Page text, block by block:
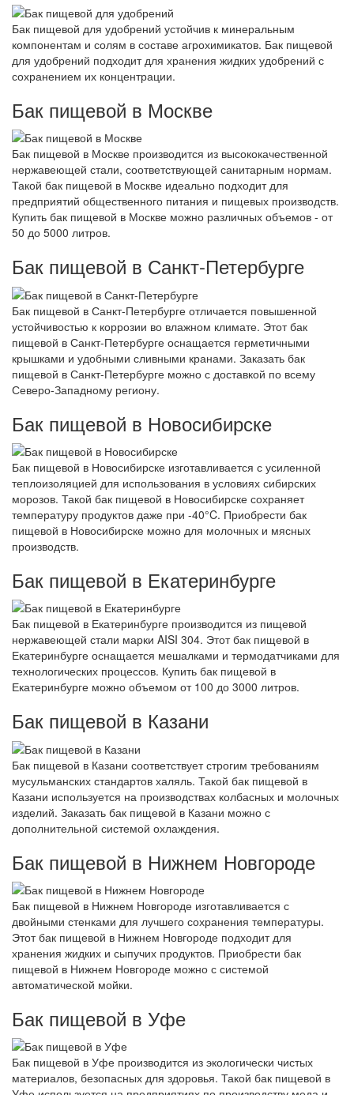
Бак пищевой для удобрений устойчив к минеральным
компонентам и солям в составе агрохимикатов. Бак пищевой
для удобрений подходит для хранения жидких удобрений с
сохранением их концентрации.
Бак пищевой в Москве
Бак пищевой в Москве производится из высококачественной
нержавеющей стали, соответствующей санитарным нормам.
Такой бак пищевой в Москве идеально подходит для
предприятий общественного питания и пищевых производств.
Купить бак пищевой в Москве можно различных объемов - от
50 до 5000 литров.
Бак пищевой в Санкт-Петербурге
Бак пищевой в Санкт-Петербурге отличается повышенной
устойчивостью к коррозии во влажном климате. Этот бак
пищевой в Санкт-Петербурге оснащается герметичными
крышками и удобными сливными кранами. Заказать бак
пищевой в Санкт-Петербурге можно с доставкой по всему
Северо-Западному региону.
Бак пищевой в Новосибирске
Бак пищевой в Новосибирске изготавливается с усиленной
теплоизоляцией для использования в условиях сибирских
морозов. Такой бак пищевой в Новосибирске сохраняет
температуру продуктов даже при -40°C. Приобрести бак
пищевой в Новосибирске можно для молочных и мясных
производств.
Бак пищевой в Екатеринбурге
Бак пищевой в Екатеринбурге производится из пищевой
нержавеющей стали марки AISI 304. Этот бак пищевой в
Екатеринбурге оснащается мешалками и термодатчиками для
технологических процессов. Купить бак пищевой в
Екатеринбурге можно объемом от 100 до 3000 литров.
Бак пищевой в Казани
Бак пищевой в Казани соответствует строгим требованиям
мусульманских стандартов халяль. Такой бак пищевой в
Казани используется на производствах колбасных и молочных
изделий. Заказать бак пищевой в Казани можно с
дополнительной системой охлаждения.
Бак пищевой в Нижнем Новгороде
Бак пищевой в Нижнем Новгороде изготавливается с
двойными стенками для лучшего сохранения температуры.
Этот бак пищевой в Нижнем Новгороде подходит для
хранения жидких и сыпучих продуктов. Приобрести бак
пищевой в Нижнем Новгороде можно с системой
автоматической мойки.
Бак пищевой в Уфе
Бак пищевой в Уфе производится из экологически чистых
материалов, безопасных для здоровья. Такой бак пищевой в